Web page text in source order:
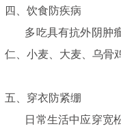
四、饮食防疾病
多吃具有抗外阴肿瘤
仁、小麦、大麦、乌骨
五、穿衣防紧绷
日常生活中应穿宽松